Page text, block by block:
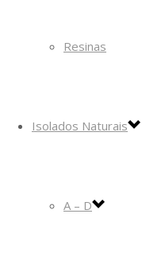
Resinas
Isolados Naturais
A – D